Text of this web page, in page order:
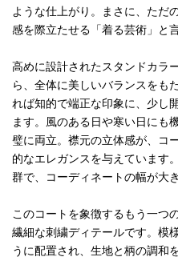
ような仕上がり。まさに、ただ
感を際立たせる「着る芸術」と
高めに設計されたスタンドカラ
ら、全体に美しいバランスをも
れば知的で端正な印象に、少し
ます。風のある日や寒い日にも
璧に両立。襟元の立体感が、コ
的なエレガンスを与えています
群で、コーディネートの幅が大
このコートを象徴するもう一つ
繊細な刺繍ディテールです。模
うに配置され、生地と柄の調和